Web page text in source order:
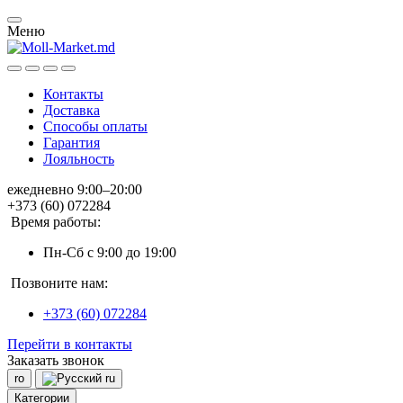
Меню
Контакты
Доставка
Способы оплаты
Гарантия
Лояльность
ежедневно 9:00–20:00
+373 (60) 072284
Время работы:
Пн-Сб с 9:00 до 19:00
Позвоните нам:
+373 (60) 072284
Перейти в контакты
Заказать звонок
ro
ru
Категории